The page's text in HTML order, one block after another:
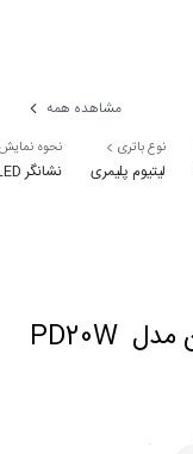
مشاهده همه
نوع باتری
لیتیوم پلیمری
نحوه نمایش
نشانگر LED
بررسی کامل پاوربانک گرین لاین مدل PD20W